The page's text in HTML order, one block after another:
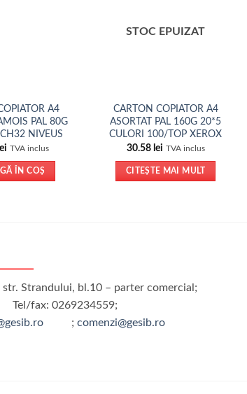
A4
PAL 80G
NIVEUS
lei TVA inclus
ÎN COȘ
STOC EPUIZAT
CARTON COPIATOR A4
ASORTAT PAL 160G 20*5
CULORI 100/TOP XEROX
30.58 lei TVA inclus
CITEȘTE MAI MULT
str. Strandului, bl.10 – parter comercial;
Tel/fax: 0269234559;
; comenzi@gesib.ro